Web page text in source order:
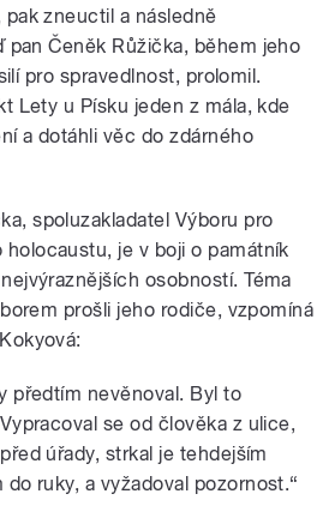
zneuctil a následně
pan Čeněk Růžička, během jeho
pro spravedlnost, prolomil.
Lety u Písku jeden z mála, kde
a dotáhli věc do zdárného
spoluzakladatel Výboru pro
je v boji o památník
osobností. Téma
prošli jeho rodiče, vzpomíná
předtím nevěnoval. Byl to
se od člověka z ulice,
úřady, strkal je tehdejším
ruky, a vyžadoval pozornost.“